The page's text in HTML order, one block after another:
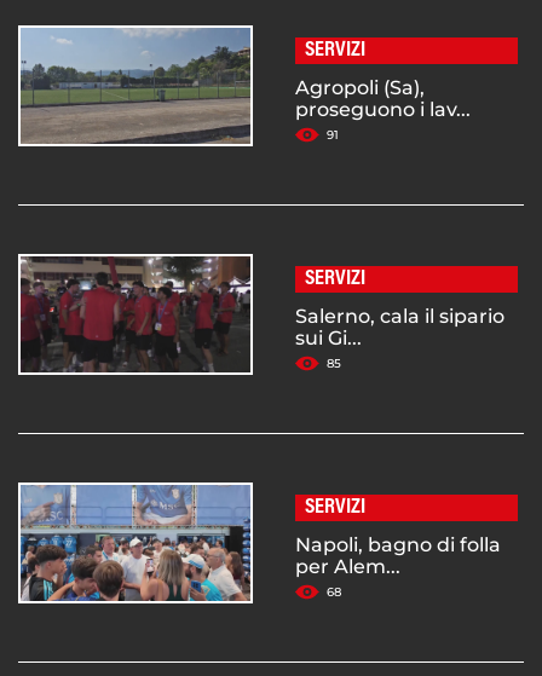
SERVIZI
Agropoli (Sa),
proseguono i lav...
91
SERVIZI
Salerno, cala il sipario
sui Gi...
85
SERVIZI
Napoli, bagno di folla
per Alem...
68